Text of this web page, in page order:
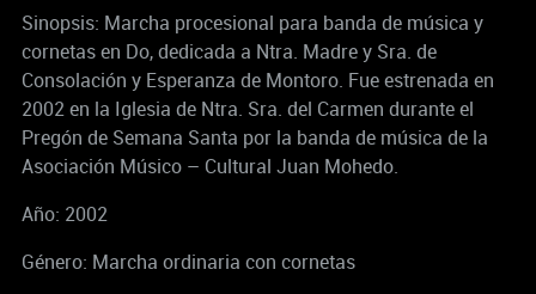
Sinopsis: Marcha procesional para banda de música y
cornetas en Do, dedicada a Ntra. Madre y Sra. de
Consolación y Esperanza de Montoro. Fue estrenada en
2002 en la Iglesia de Ntra. Sra. del Carmen durante el
Pregón de Semana Santa por la banda de música de la
Asociación Músico – Cultural Juan Mohedo.
Año: 2002
Género: Marcha ordinaria con cornetas